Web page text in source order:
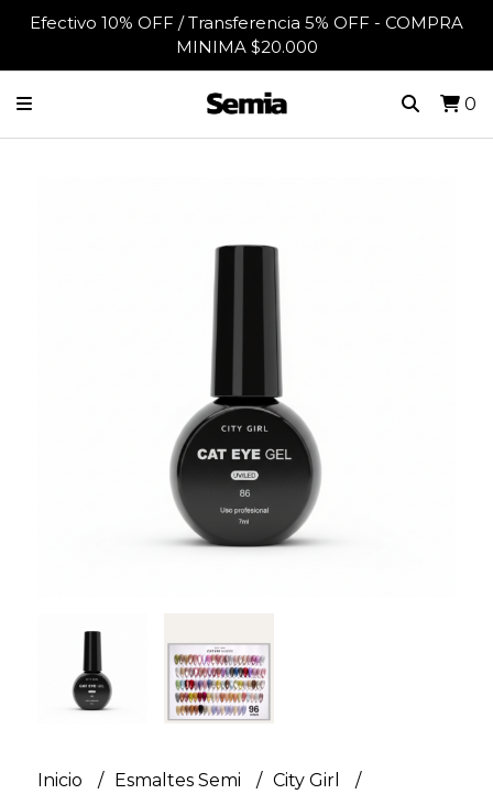
Efectivo 10% OFF / Transferencia 5% OFF - COMPRA
MINIMA $20.000
0
Inicio Esmaltes Semi
City Girl